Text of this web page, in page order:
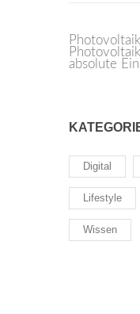
absolute
Digital
Lifestyle
Wissen